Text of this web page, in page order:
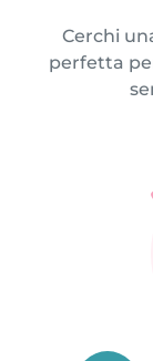
Cerchi
perfetta